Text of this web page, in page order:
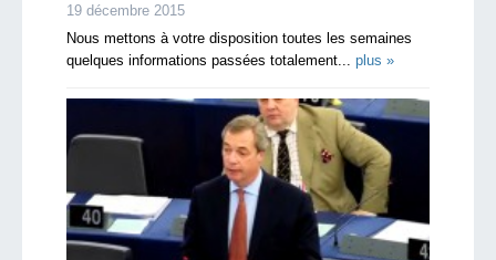
19 décembre 2015
Nous mettons à votre disposition toutes les semaines
quelques informations passées totalement... plus »